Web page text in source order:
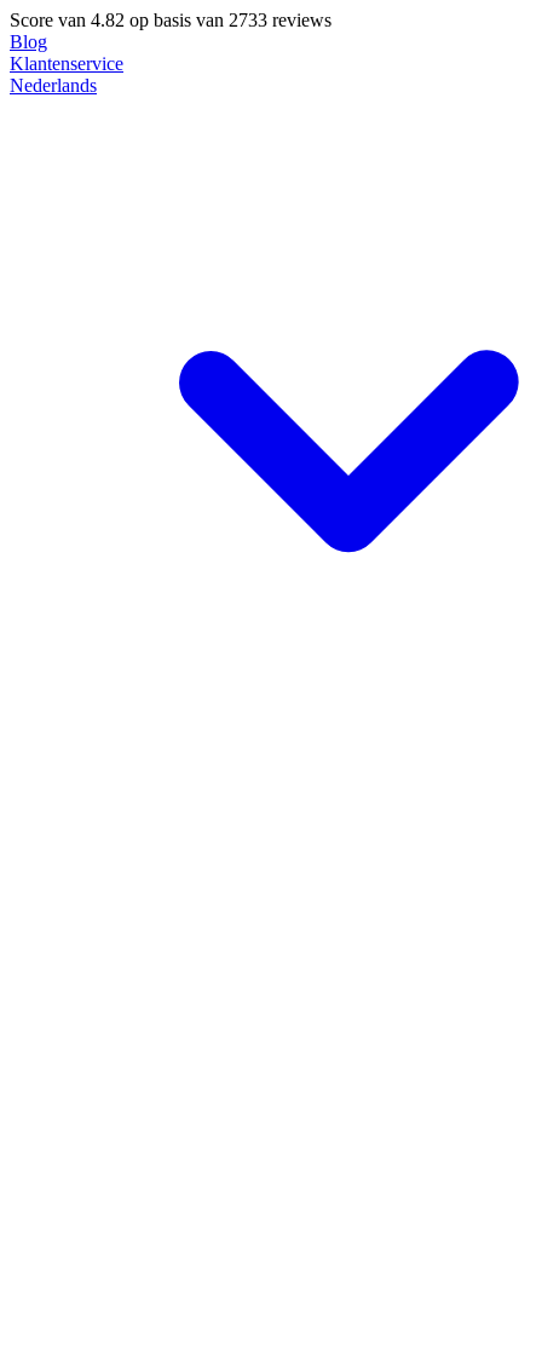
Score van 4.82 op basis van 2733 reviews
Blog
Klantenservice
Nederlands